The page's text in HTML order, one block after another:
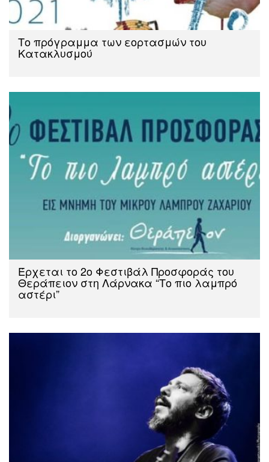
Το πρόγραμμα των εορτασμών του
Κατακλυσμού
Έρχεται το 2ο Φεστιβάλ Προσφοράς του
Θεράπειον στη Λάρνακα “Το πιο λαμπρό
αστέρι”